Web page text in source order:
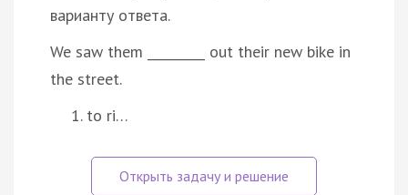
варианту ответа.
We saw them _________ out their new bike in
the street.
to ri…